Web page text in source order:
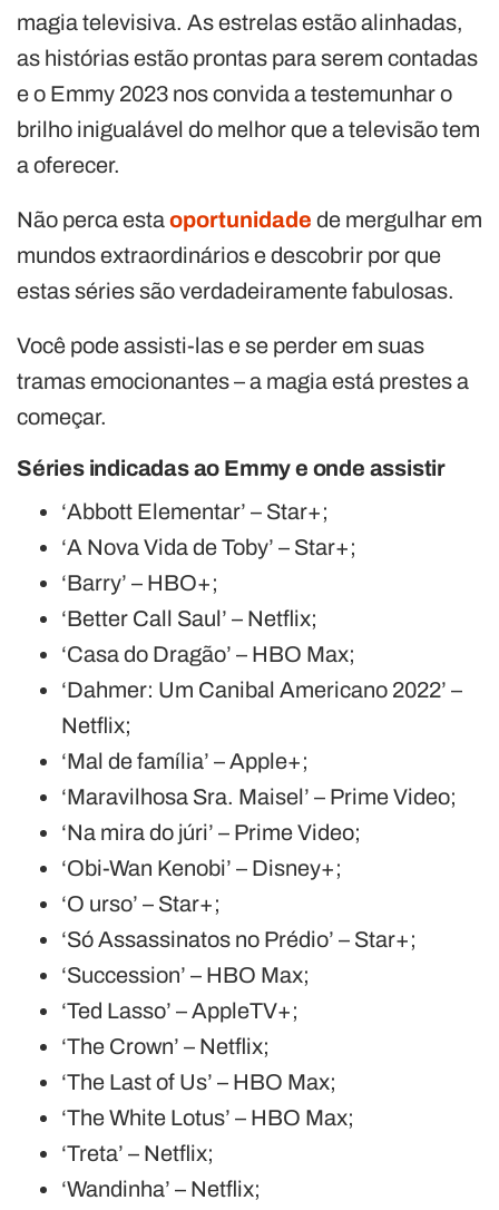
magia televisiva. As estrelas estão alinhadas,
as histórias estão prontas para serem contadas
e o Emmy 2023 nos convida a testemunhar o
brilho inigualável do melhor que a televisão tem
a oferecer.
Não perca estaoportunidade de mergulhar em
mundos extraordinários e descobrir por que
estas séries são verdadeiramente fabulosas.
Você pode assisti-las e se perder em suas
tramas emocionantes – a magia está prestes a
começar.
Séries indicadas ao Emmy e onde assistir
‘Abbott Elementar’ – Star+;
‘A Nova Vida de Toby’ – Star+;
‘Barry’ – HBO+;
‘Better Call Saul’ – Netflix;
‘Casa do Dragão’ – HBO Max;
‘Dahmer: Um Canibal Americano 2022’ –
Netflix;
‘Mal de família’ – Apple+;
‘Maravilhosa Sra. Maisel’ – Prime Video;
‘Na mira do júri’ – Prime Video;
‘Obi-Wan Kenobi’ – Disney+;
‘O urso’ – Star+;
‘Só Assassinatos no Prédio’ – Star+;
‘Succession’ – HBO Max;
‘Ted Lasso’ – AppleTV+;
‘The Crown’ – Netflix;
‘The Last of Us’ – HBO Max;
‘The White Lotus’ – HBO Max;
‘Treta’ – Netflix;
‘Wandinha’ – Netflix;